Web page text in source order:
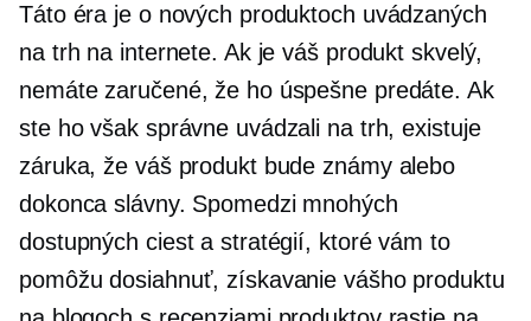
Táto éra je o nových produktoch uvádzaných
na trh na internete. Ak je váš produkt skvelý,
nemáte zaručené, že ho úspešne predáte. Ak
ste ho však správne uvádzali na trh, existuje
záruka, že váš produkt bude známy alebo
dokonca slávny. Spomedzi mnohých
dostupných ciest a stratégií, ktoré vám to
pomôžu dosiahnuť, získavanie vášho produktu